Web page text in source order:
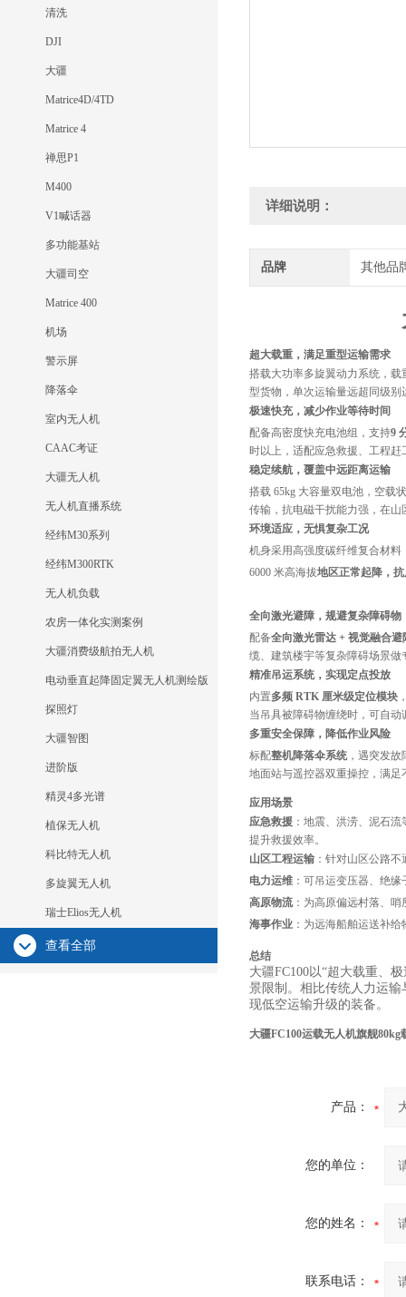
清洗
DJI
大疆
Matrice4D/4TD
Matrice 4
禅思P1
M400
V1喊话器
多功能基站
大疆司空
Matrice 400
机场
警示屏
降落伞
室内无人机
CAAC考证
大疆无人机
无人机直播系统
经纬M30系列
经纬M300RTK
无人机负载
农房一体化实测案例
大疆消费级航拍无人机
电动垂直起降固定翼无人机测绘版
探照灯
大疆智图
进阶版
精灵4多光谱
植保无人机
科比特无人机
多旋翼无人机
瑞士Elios无人机
查看全部
详细说明：
品牌 其他品
超大载重，满足重型运输需求
搭载大功率多旋翼动力系统，载
型货物，单次运输量远超同级
极速快充，减少作业等待时间
配备高密度快充电池组，支持9
时以上，适配应急救援、工程
稳定续航，覆盖中远距离运输
搭载 65kg 大容量双电池，空载
传输，抗电磁干扰能力强，在
环境适应，无惧复杂工况
机身采用高强度碳纤维复合材料
6000 米高海拔地区正常起降，
全向激光避障，规避复杂障碍物
配备全向激光雷达 + 视觉融合避
缆、建筑楼宇等复杂障碍场景
精准吊运系统，实现定点投放
内置多频 RTK 厘米级定位模块
当吊具被障碍物缠绕时，可自
多重安全保障，降低作业风险
标配整机降落伞系统 ，遇突发
地面站与遥控器双重操控，满
应用场景
应急救援 ：地震、洪涝、泥石
提升救援效率。
山区工程运输 ：针对山区公路
电力运维 ：可吊运变压器、绝
高原物流：为高原偏远村落、哨
海事作业 ：为远海船舶运送补
总结
大疆FC100以“超大载重、
景限制。相比传统人力运
现低空运输升级的装备。
大疆FC100运载无人机旗舰80kg
产品：
您的单位：
您的姓名：
联系电话：